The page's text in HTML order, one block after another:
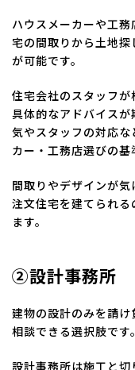
ハウスメーカーや工
宅の間取りから土地
が可能です。
住宅会社のスタッフ
具体的なアドバイス
気やスタッフの対応
カー・工務店選びの基
間取りやデザインが
注文住宅を建てられる
ます。
②設計事務所
建物の設計のみを請
相談できる選択肢です。
設計事務所は施工と